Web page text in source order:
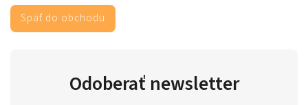
Späť do obchodu
Odoberať newsletter